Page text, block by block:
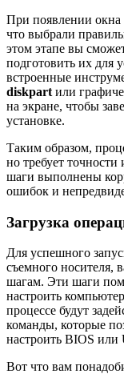
При появлении окна
что выбрали
этом этапе вы
подготовить их для
встроенные
diskpart или
на экране, чтобы
установке.
Таким образом,
но требует точности
шаги выполнены
ошибок и
Загрузка
Для успешного
съемного носителя,
шагам. Эти шаги
настроить
процессе будут
команды, которые
настроить BIOS или
Вот что вам